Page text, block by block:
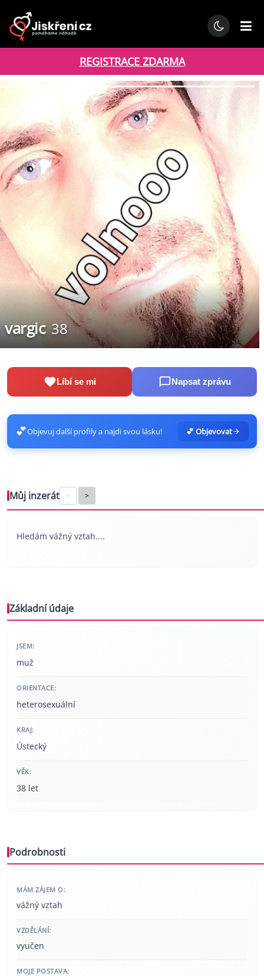
REGISTRACE ZDARMA
vargic 38
Líbí se mi Napsat zprávu
💕Objevuj další profily a najdi svou lásku! 💕 Objevovat
Můj inzerát < >
Hledám vážný vztah....
Základní údaje
JSEM:
muž
ORIENTACE:
heterosexuální
KRAJ:
Ústecký
VĚK:
38 let
Podrobnosti
MÁM ZÁJEM O:
vážný vztah
VZDĚLÁNÍ:
vyučen
MOJE POSTAVA: